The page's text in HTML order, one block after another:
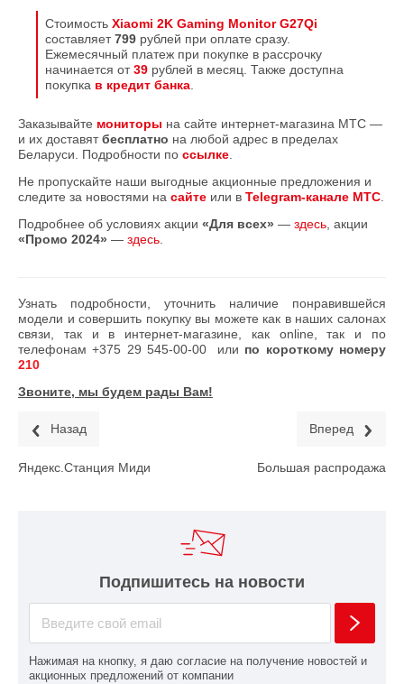
Стоимость Xiaomi 2K Gaming Monitor G27Qi
составляет799 рублей при оплате сразу.
Ежемесячный платеж при покупке в рассрочку
начинается от39 рублей в месяц. Также доступна
покупка в кредит банка.
Заказывайте мониторы на сайте интернет-магазина МТС —
и их доставятбесплатно на любой адрес в пределах
Беларуси. Подробности по ссылке.
Не пропускайте наши выгодные акционные предложения и
следите за новостями на сайте или в Telegram-канале МТС.
Подробнее об условиях акции «Для всех» — здесь, акции
«Промо 2024» — здесь.
Узнать подробности, уточнить наличие понравившейся
модели и совершить покупку вы можете как в наших салонах
связи, так и в интернет-магазине, как online, так и по
телефонам+375 29 545-00-00 или по короткому номеру
210
Звоните, мы будем рады Вам!
Назад
Яндекс.Станция Миди
Вперед
Большая распродажа
Подпишитесь на новости
Нажимая на кнопку, я даю согласие на получение новостей и
акционных предложений от компании